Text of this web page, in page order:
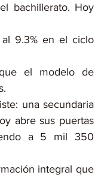
bachillerato. Hoy
9.3% en el ciclo
el modelo de
una secundaria
abre sus puertas
a 5 mil 350
integral que